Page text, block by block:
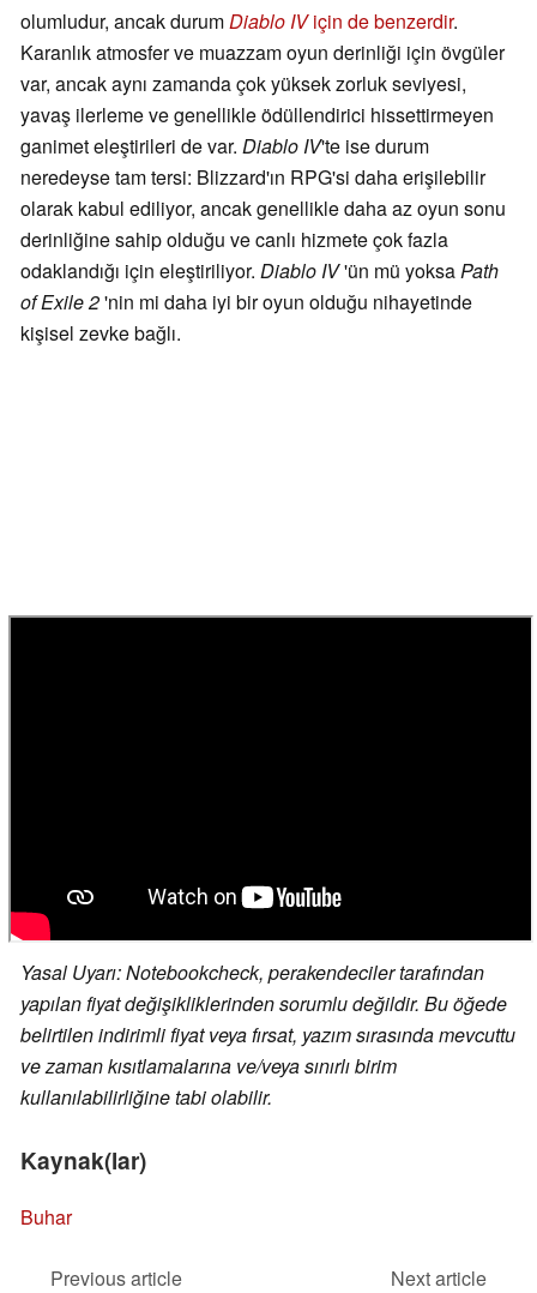
olumludur, ancak durumDiablo IViçin de benzerdir.
Karanlık atmosfer ve muazzam oyun derinliği için övgüler
var, ancak aynı zamanda çok yüksek zorluk seviyesi,
yavaş ilerleme ve genellikle ödüllendirici hissettirmeyen
ganimet eleştirileri de var. Diablo IV'te ise durum
neredeyse tam tersi: Blizzard'ın RPG'si daha erişilebilir
olarak kabul ediliyor, ancak genellikle daha az oyun sonu
derinliğine sahip olduğu ve canlı hizmete çok fazla
odaklandığı için eleştiriliyor. Diablo IV'ün mü yoksaPath
of Exile 2'nin mi daha iyi bir oyun olduğu nihayetinde
kişisel zevke bağlı.
Yasal Uyarı: Notebookcheck, perakendeciler tarafından
yapılan fiyat değişikliklerinden sorumlu değildir. Bu öğede
belirtilen indirimli fiyat veya fırsat, yazım sırasında mevcuttu
ve zaman kısıtlamalarına ve/veya sınırlı birim
kullanılabilirliğine tabi olabilir.
Kaynak(lar)
Buhar
Previous article
Next article